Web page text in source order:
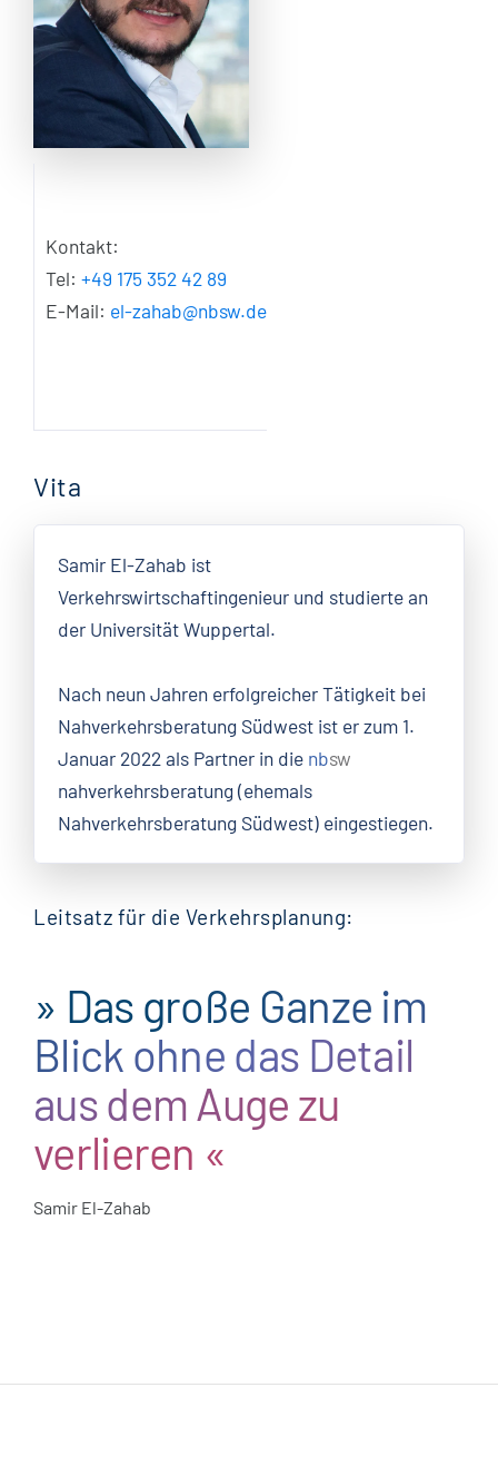
Kontakt:
Tel: +49 175 352 42 89
E-Mail: el-zahab@nbsw.de
Vita
Samir El-Zahab ist
Verkehrswirtschaftingenieur und studierte an
der Universität Wuppertal.
Nach neun Jahren erfolgreicher Tätigkeit bei
Nahverkehrsberatung Südwest ist er zum 1.
Januar 2022 als Partner in die nbsw
nahverkehrsberatung (ehemals
Nahverkehrsberatung Südwest) eingestiegen.
Leitsatz für die Verkehrsplanung:
» Das große Ganze im
Blick ohne das Detail
aus dem Auge zu
verlieren «
Samir El-Zahab